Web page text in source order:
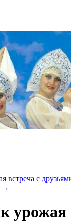
встреча с
→
урожая